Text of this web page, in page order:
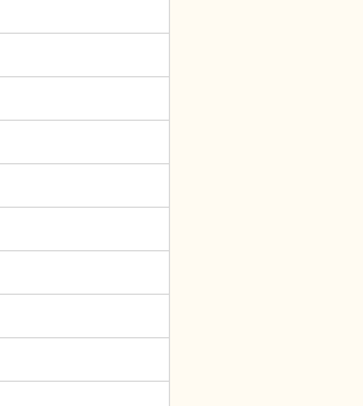
調いたしました。